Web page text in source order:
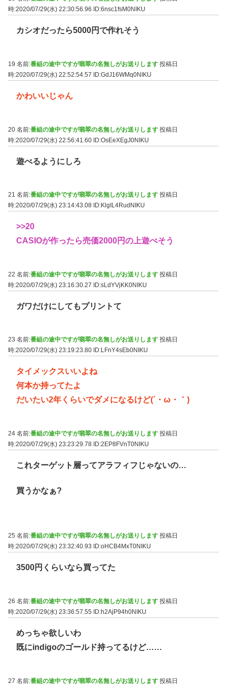
時:2020/07/29(水) 22:30:56.96
ID:6nsc1fsM0NIKU
カシオだったら5000円で作れそう
19 名前:番組の途中ですが翡翠の名無しがお送りします 投稿日
時:2020/07/29(水) 22:52:54.57
ID:GdJ16WMq0NIKU
かわいいじゃん
20 名前:番組の途中ですが翡翠の名無しがお送りします 投稿日
時:2020/07/29(水) 22:56:41.60 ID:OsEeXEgJ0NIKU
遊べるようにしろ
21 名前:番組の途中ですが翡翠の名無しがお送りします 投稿日
時:2020/07/29(水) 23:14:43.08 ID:KlgIL4RudNIKU
>>20
CASIOが作ったら売価2000円の上遊べそう
22 名前:番組の途中ですが翡翠の名無しがお送りします 投稿日
時:2020/07/29(水) 23:16:30.27 ID:sLdYVjKK0NIKU
ガワだけにしてもプリントて
23 名前:番組の途中ですが翡翠の名無しがお送りします 投稿日
時:2020/07/29(水) 23:19:23.80 ID:LFnY4sEb0NIKU
タイメックスいいよね
何本か持ってたよ
だいたい2年くらいでダメになるけど(´・ω・｀)
24 名前:番組の途中ですが翡翠の名無しがお送りします 投稿日
時:2020/07/29(水) 23:23:29.78 ID:2EP8FVnT0NIKU
これターゲット層ってアラフィフじゃないの…
買うかなぁ?
25 名前:番組の途中ですが翡翠の名無しがお送りします 投稿日
時:2020/07/29(水) 23:32:40.93
ID:oHCB4MxT0NIKU
3500円くらいなら買ってた
26 名前:番組の途中ですが翡翠の名無しがお送りします 投稿日
時:2020/07/29(水) 23:36:57.55
ID:h2AjP94h0NIKU
めっちゃ欲しいわ
既にindigoのゴールド持ってるけど……
27 名前:番組の途中ですが翡翠の名無しがお送りします 投稿日